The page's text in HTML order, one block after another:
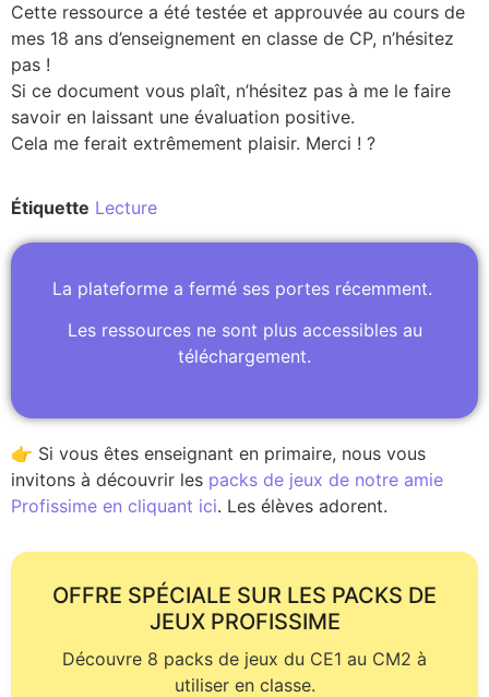
Cette ressource a été testée et approuvée au cours de
mes 18 ans d’enseignement en classe de CP, n’hésitez
pas !
Si ce document vous plaît, n’hésitez pas à me le faire
savoir en laissant une évaluation positive.
Cela me ferait extrêmement plaisir. Merci ! ?
Étiquette Lecture
La plateforme a fermé ses portes récemment.
Les ressources ne sont plus accessibles au
téléchargement.
👉 Si vous êtes enseignant en primaire, nous vous
invitons à découvrir les packs de jeux de notre amie
Profissime en cliquant ici. Les élèves adorent.
OFFRE SPÉCIALE SUR LES PACKS DE
JEUX PROFISSIME
Découvre 8 packs de jeux du CE1 au CM2 à
utiliser en classe.